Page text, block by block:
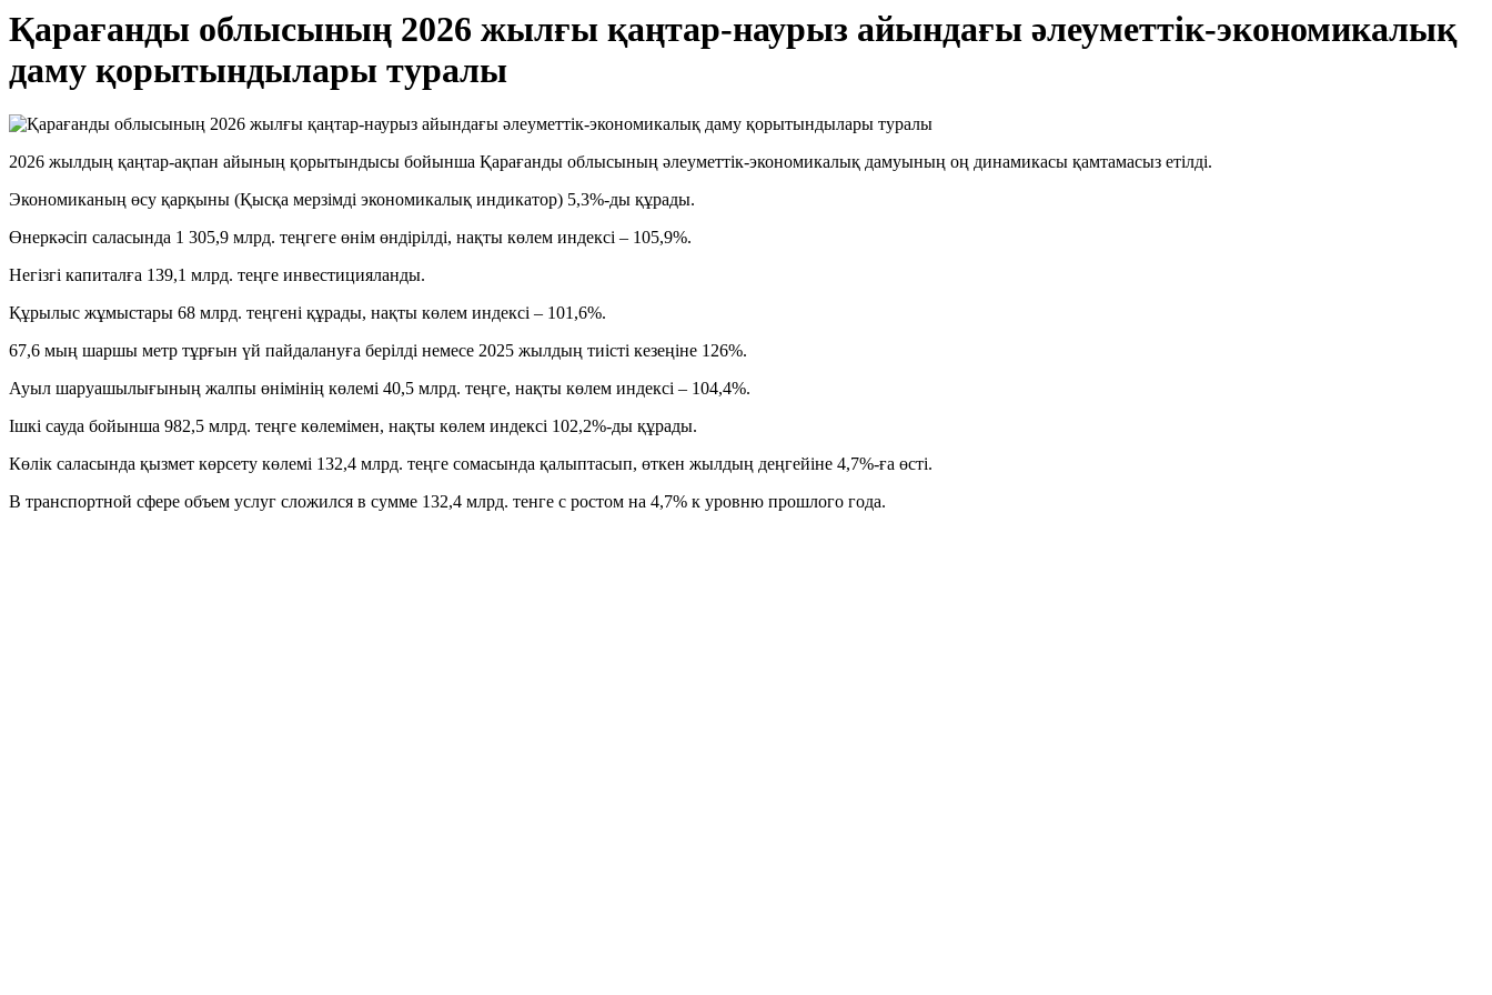
Қарағанды облысының 2026 жылғы қаңтар-наурыз айындағы әлеуметтік-экономикалық
даму қорытындылары туралы
2026 жылдың қаңтар-ақпан айының қорытындысы бойынша Қарағанды облысының әлеуметтік-экономикалық дамуының оң динамикасы қамтамасыз етілді.
Экономиканың өсу қарқыны (Қысқа мерзімді экономикалық индикатор) 5,3%-ды құрады.
Өнеркәсіп саласында 1 305,9 млрд. теңгеге өнім өндірілді, нақты көлем индексі – 105,9%.
Негізгі капиталға 139,1 млрд. теңге инвестицияланды.
Құрылыс жұмыстары 68 млрд. теңгені құрады, нақты көлем индексі – 101,6%.
67,6 мың шаршы метр тұрғын үй пайдалануға берілді немесе 2025 жылдың тиісті кезеңіне 126%.
Ауыл шаруашылығының жалпы өнімінің көлемі 40,5 млрд. теңге, нақты көлем индексі – 104,4%.
Ішкі сауда бойынша 982,5 млрд. теңге көлемімен, нақты көлем индексі 102,2%-ды құрады.
Көлік саласында қызмет көрсету көлемі 132,4 млрд. теңге сомасында қалыптасып, өткен жылдың деңгейіне 4,7%-ға өсті.
В транспортной сфере объем услуг сложился в сумме 132,4 млрд. тенге с ростом на 4,7% к уровню прошлого года.